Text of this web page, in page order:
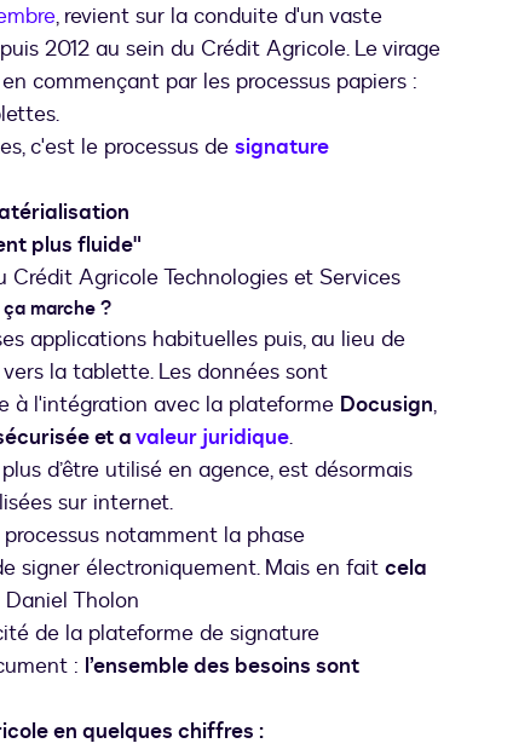
électronique
, revient sur la conduite d'un vaste
2012 au sein du Crédit Agricole. Le virage
commençant par les processus papiers :
c'est le processus de signature
plus fluide"
Agricole Technologies et Services
marche ?
applications habituelles puis, au lieu de
la tablette. Les données sont
à l'intégration avec la plateforme Docusign,
et avaleur juridique.
d’être utilisé en agence, est désormais
sur internet.
notamment la phase
signer électroniquement. Mais en fait cela
Daniel Tholon
de la plateforme de signature
: l’ensemble des besoins sont
en quelques chiffres :